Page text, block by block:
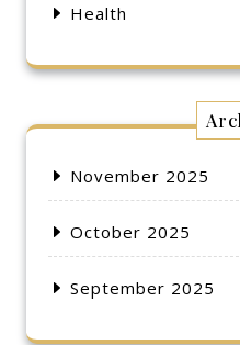
Health
November 2025
October 2025
September 2025